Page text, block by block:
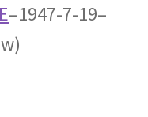
イ
｜数学的モデルを
–1947-7-19–